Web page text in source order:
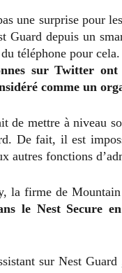
une surprise pour
depuis un
téléphone pour
sur Twitter
comme un
de mettre à niveau
De fait, il est
autres fonctions
la firme de
le Nest Secure
sur Nest